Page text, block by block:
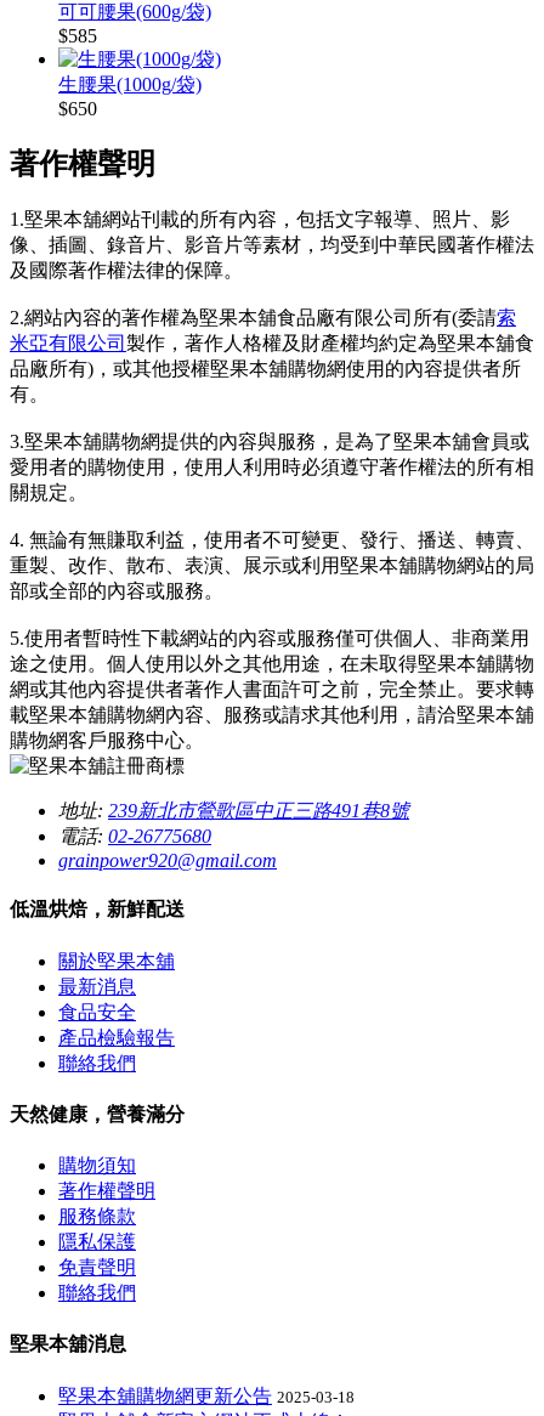
可可腰果(600g/袋)
$585
生腰果(1000g/袋)
$650
著作權聲明
1.堅果本舖網站刊載的所有內容，包括文字報導、照片、影
像、插圖、錄音片、影音片等素材，均受到中華民國著作權法
及國際著作權法律的保障。
2.網站內容的著作權為堅果本舖食品廠有限公司所有(委請索
米亞有限公司 製作，著作人格權及財產權均約定為堅果本舖食
品廠所有)，或其他授權堅果本舖購物網使用的內容提供者所
有。
3.堅果本舖購物網提供的內容與服務，是為了堅果本舖會員或
愛用者的購物使用，使用人利用時必須遵守著作權法的所有相
關規定。
4. 無論有無賺取利益，使用者不可變更、發行、播送、轉賣、
重製、改作、散布、表演、展示或利用堅果本舖購物網站的局
部或全部的內容或服務。
5.使用者暫時性下載網站的內容或服務僅可供個人、非商業用
途之使用。個人使用以外之其他用途，在未取得堅果本舖購物
網或其他內容提供者著作人書面許可之前，完全禁止。要求轉
載堅果本舖購物網內容、服務或請求其他利用，請洽堅果本舖
購物網客戶服務中心。
地址: 239新北市鶯歌區中正三路491巷8號
電話: 02-26775680
grainpower920@gmail.com
低溫烘焙，新鮮配送
關於堅果本舖
最新消息
食品安全
產品檢驗報告
聯絡我們
天然健康，營養滿分
購物須知
著作權聲明
服務條款
隱私保護
免責聲明
聯絡我們
堅果本舖消息
堅果本舖購物網更新公告 2025-03-18